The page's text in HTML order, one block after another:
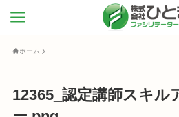
ホーム
12365_認定講師スキル